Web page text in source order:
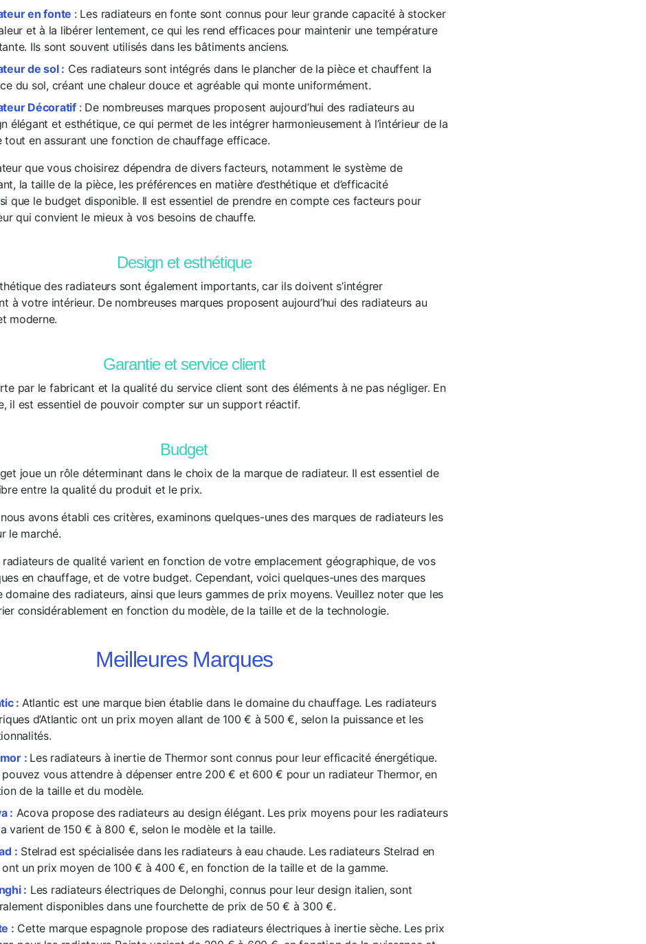
en fonte : Les radiateurs en fonte sont connus pour leur grande capacité à stocker
et à la libérer lentement, ce qui les rend efficaces pour maintenir une température
Ils sont souvent utilisés dans les bâtiments anciens.
de sol : Ces radiateurs sont intégrés dans le plancher de la pièce et chauffent la
du sol, créant une chaleur douce et agréable qui monte uniformément.
Décoratif : De nombreuses marques proposent aujourd’hui des radiateurs au
élégant et esthétique, ce qui permet de les intégrer harmonieusement à l’intérieur de la
tout en assurant une fonction de chauffage efficace.
que vous choisirez dépendra de divers facteurs, notamment le système de
la taille de la pièce, les préférences en matière d’esthétique et d’efficacité
que le budget disponible. Il est essentiel de prendre en compte ces facteurs pour
qui convient le mieux à vos besoins de chauffe.
Design et esthétique
des radiateurs sont également importants, car ils doivent s’intégrer
à votre intérieur. De nombreuses marques proposent aujourd’hui des radiateurs au
moderne.
Garantie et service client
par le fabricant et la qualité du service client sont des éléments à ne pas négliger. En
il est essentiel de pouvoir compter sur un support réactif.
Budget
joue un rôle déterminant dans le choix de la marque de radiateur. Il est essentiel de
entre la qualité du produit et le prix.
avons établi ces critères, examinons quelques-unes des marques de radiateurs les
le marché.
radiateurs de qualité varient en fonction de votre emplacement géographique, de vos
en chauffage, et de votre budget. Cependant, voici quelques-unes des marques
domaine des radiateurs, ainsi que leurs gammes de prix moyens. Veuillez noter que les
considérablement en fonction du modèle, de la taille et de la technologie.
Meilleures Marques
: Atlantic est une marque bien établie dans le domaine du chauffage. Les radiateurs
d’Atlantic ont un prix moyen allant de 100 € à 500 €, selon la puissance et les
: Les radiateurs à inertie de Thermor sont connus pour leur efficacité énergétique.
pouvez vous attendre à dépenser entre 200 € et 600 € pour un radiateur Thermor, en
de la taille et du modèle.
: Acova propose des radiateurs au design élégant. Les prix moyens pour les radiateurs
varient de 150 € à 800 €, selon le modèle et la taille.
: Stelrad est spécialisée dans les radiateurs à eau chaude. Les radiateurs Stelrad en
un prix moyen de 100 € à 400 €, en fonction de la taille et de la gamme.
: Les radiateurs électriques de Delonghi, connus pour leur design italien, sont
disponibles dans une fourchette de prix de 50 € à 300 €.
: Cette marque espagnole propose des radiateurs électriques à inertie sèche. Les prix